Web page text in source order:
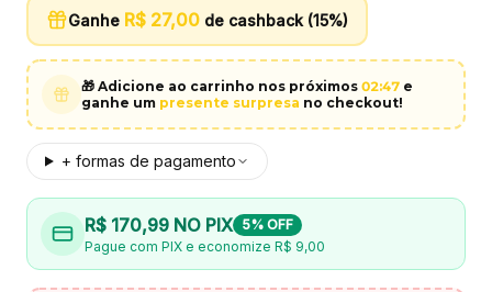
Ganhe R$ 27,00 de cashback (15%)
🎁 Adicione ao carrinho nos próximos 02:46 e
ganhe um presente surpresa no checkout!
+ formas de pagamento
R$ 170,99 NO PIX 5% OFF
Pague com PIX e economize R$ 9,00